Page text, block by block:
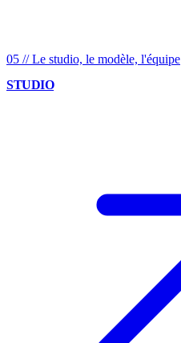
05 // Le studio, le modèle, l'équipe
STUDIO